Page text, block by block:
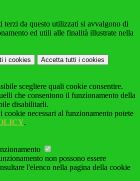
terzi da questo utilizzati si avvalgono di
ed utili alle finalità illustrate nella
i cookies Accetta tutti i cookies
scegliere quali cookie consentire.
che consentono il funzionamento della
disabilitarli.
cookie necessari al funzionamento potete
.
non possono essere
l'elenco nella pagina della cookie